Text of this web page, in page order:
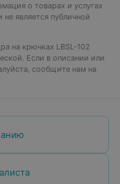
о товарах и услугах
является публичной
на крючках LBSL-102
Если в описании или
сообщите нам на